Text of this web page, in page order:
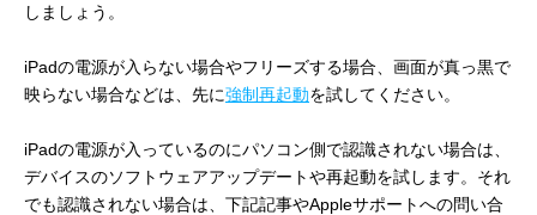
しましょう。
iPadの電源が入らない場合やフリーズする場合、画面が真っ黒で
映らない場合などは、先に強制再起動を試してください。
iPadの電源が入っているのにパソコン側で認識されない場合は、
デバイスのソフトウェアアップデートや再起動を試します。それ
でも認識されない場合は、下記記事やAppleサポートへの問い合